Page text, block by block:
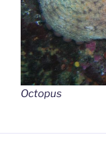
Octopus